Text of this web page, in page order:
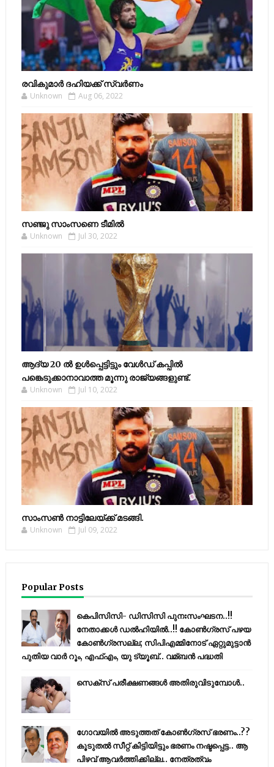
രവികുമാര്‍ ദഹിയക്ക് സ്വര്‍ണം
Unknown Aug 06, 2022
സഞ്ജു സാംസണെ ടീമില്‍
Unknown Jul 30, 2022
ആദ്യ 20 ല്‍ ഉള്‍പ്പെട്ടിട്ടും വേള്‍ഡ് കപ്പില്‍
പങ്കെടുക്കാനാവാത്ത മൂന്നു രാജ്യങ്ങളുണ്ട്.
Unknown Jul 10, 2022
സാംസണ്‍ നാട്ടിലേയ്‌ക്ക് മടങ്ങി.
Unknown Jul 09, 2022
Popular Posts
കെപിസിസി- ഡിസിസി പുനഃസംഘടന..!!
നേതാക്കൾ ഡൽഹിയിൽ..!! കോണ്‍ഗ്രസ് പഴയ
കോണ്‍ഗ്രസല്ല; സിപിഎമ്മിനോട് ഏറ്റുമുട്ടാന്‍
പുതിയ വാര്‍ റൂം, എഫ്‌എം, യു ട്യൂബ്.. വമ്ബന്‍ പദ്ധതി
സെക്സ് പരീക്ഷണങ്ങൾ അതിരുവിടുമ്പോൾ..
ഗോവയിൽ അടുത്തത് കോൺഗ്രസ് ഭരണം..??
കൂടുതൽ സീറ്റ് കിട്ടിയിട്ടും ഭരണം നഷ്ടപ്പെട്ട.. ആ
പിഴവ് ആവർത്തിക്കില്ല.. നേത്രത്വം